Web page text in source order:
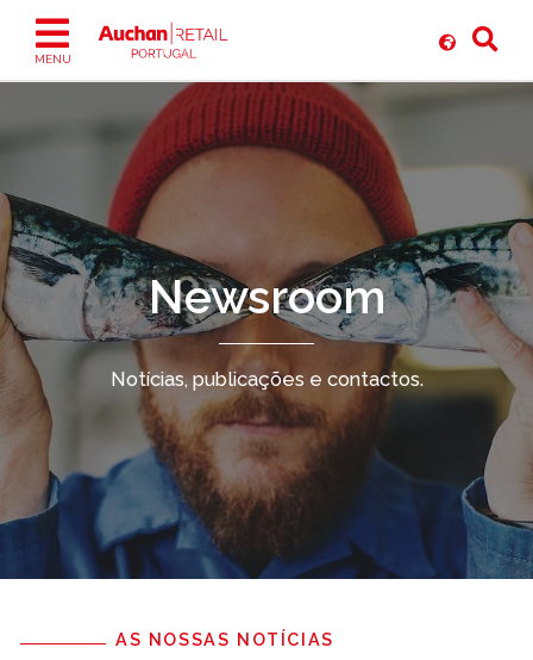
conteúdo
MENU
Newsroom
Notícias, publicações e contactos.
AS NOSSAS NOTÍCIAS